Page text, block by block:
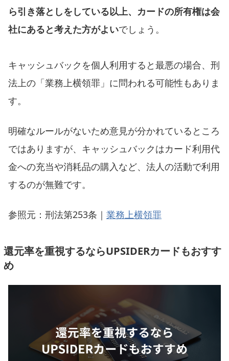
ら引き落としをしている以上、カードの所有権は会
社にあると考えた方がよいでしょう。
キャッシュバックを個人利用すると最悪の場合、刑
法上の「業務上横領罪」に問われる可能性もありま
す。
明確なルールがないため意見が分かれているところ
ではありますが、キャッシュバックはカード利用代
金への充当や消耗品の購入など、法人の活動で利用
するのが無難です。
参照元：刑法第253条｜ 業務上横領罪
還元率を重視するならUPSIDERカードもおすす
め